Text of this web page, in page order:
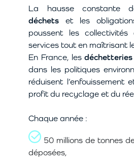
La hausse constante
déchets et les
poussent les
services tout en maîtrisant
En France, les déchetteries
dans les politiques
réduisent l’enfouissement
profit du recyclage et du
Chaque année :
50 millions de tonnes
déposées,